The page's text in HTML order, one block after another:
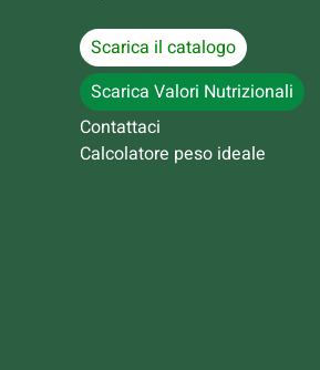
Scarica il catalogo
Scarica Valori Nutrizionali
Contattaci
Calcolatore peso ideale